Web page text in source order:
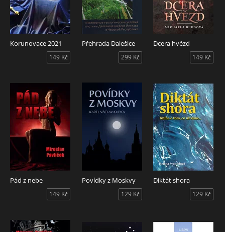
Korunovace 2021
149 Kč
Přehrada Dalešice
299 Kč
Dcera hvězd
149 Kč
Pád z nebe
149 Kč
Povídky z Moskvy
129 Kč
Diktát shora
129 Kč